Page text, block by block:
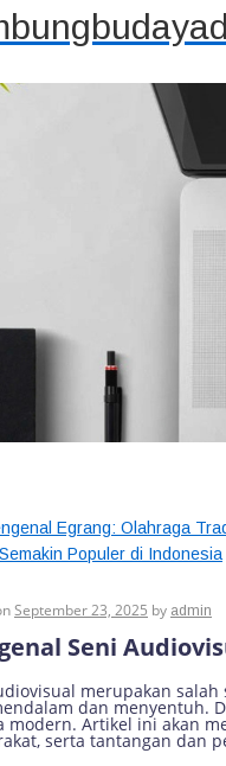
Egrang: Olahraga
Populer di Indonesia
September 23, 2025 by admin
Seni
merupakan
dan menyentuh.
modern. Artikel ini akan
serta tantangan dan